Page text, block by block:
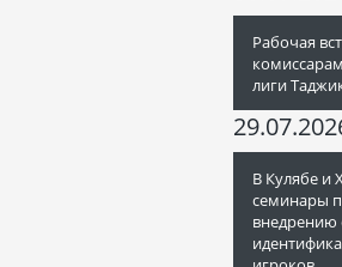
Рабочая
лиги
В Кулябе и
семинары
внедрению